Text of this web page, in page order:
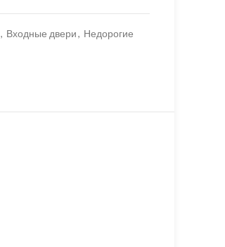
, Входные двери, Недорогие